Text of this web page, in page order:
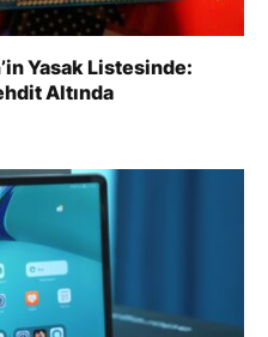
Yasak Listesinde:
Altında